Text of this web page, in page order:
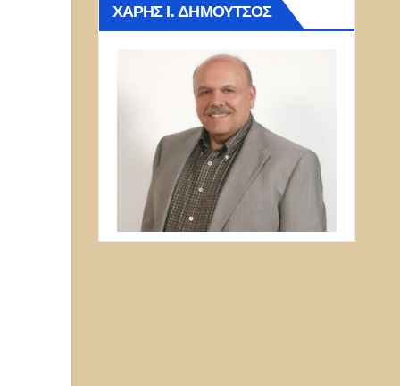
ΧΆΡΗΣ Ι. ΔΗΜΟΎΤΣΟΣ